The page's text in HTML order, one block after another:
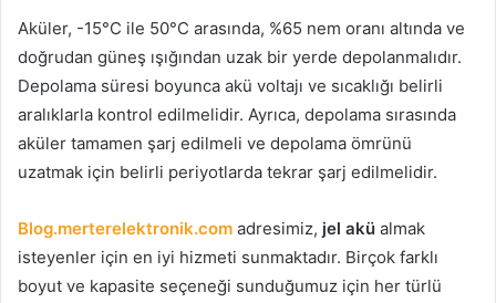
Aküler, -15°C ile 50°C arasında, %65 nem oranı altında ve
doğrudan güneş ışığından uzak bir yerde depolanmalıdır.
Depolama süresi boyunca akü voltajı ve sıcaklığı belirli
aralıklarla kontrol edilmelidir. Ayrıca, depolama sırasında
aküler tamamen şarj edilmeli ve depolama ömrünü
uzatmak için belirli periyotlarda tekrar şarj edilmelidir.
Blog.merterelektronik.com adresimiz, jel akü almak
isteyenler için en iyi hizmeti sunmaktadır. Birçok farklı
boyut ve kapasite seçeneği sunduğumuz için her türlü